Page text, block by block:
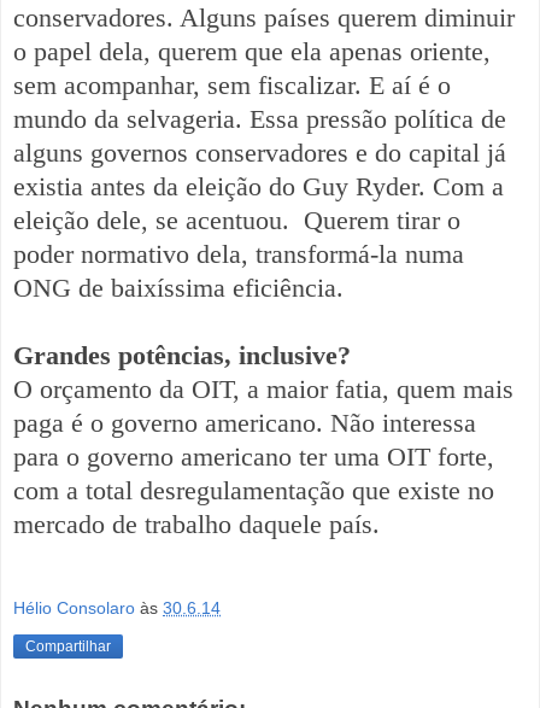
conservadores. Alguns países querem diminuir
o papel dela, querem que ela apenas oriente,
sem acompanhar, sem fiscalizar. E aí é o
mundo da selvageria. Essa pressão política de
alguns governos conservadores e do capital já
existia antes da eleição do Guy Ryder. Com a
eleição dele, se acentuou. Querem tirar o
poder normativo dela, transformá-la numa
ONG de baixíssima eficiência.
Grandes potências, inclusive?
O orçamento da OIT, a maior fatia, quem mais
paga é o governo americano. Não interessa
para o governo americano ter uma OIT forte,
com a total desregulamentação que existe no
mercado de trabalho daquele país.
Hélio Consolaro às 30.6.14
Compartilhar